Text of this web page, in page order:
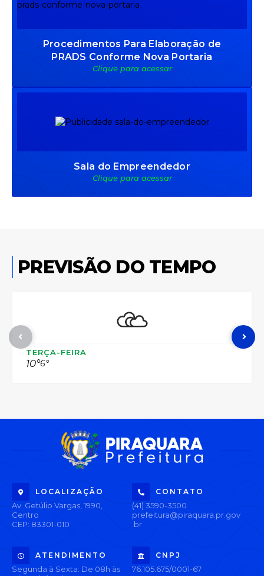
Procedimentos Para Elaboração de
PRADS Conforme Nova Portaria
Clique para acessar
Sala do Empreendedor
Clique para acessar
PREVISÃO DO TEMPO
TERÇA-FEIRA
10°6°
LOCALIZAÇÃO
Av. Getúlio Vargas, 1990,
Centro
CEP: 83301-010
CONTATO
(41) 3590-3500
prefeitura@piraquara.pr.gov
.br
ATENDIMENTO
Segunda à Sexta: De 08h às
CNPJ
76.105.675/0001-67